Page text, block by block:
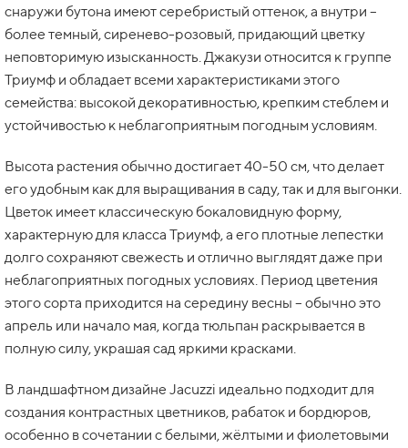
снаружи бутона имеют серебристый оттенок, а внутри –
более темный, сиренево-розовый, придающий цветку
неповторимую изысканность. Джакузи относится к группе
Триумф и обладает всеми характеристиками этого
семейства: высокой декоративностью, крепким стеблем и
устойчивостью к неблагоприятным погодным условиям.
Высота растения обычно достигает 40-50 см, что делает
его удобным как для выращивания в саду, так и для выгонки.
Цветок имеет классическую бокаловидную форму,
характерную для класса Триумф, а его плотные лепестки
долго сохраняют свежесть и отлично выглядят даже при
неблагоприятных погодных условиях. Период цветения
этого сорта приходится на середину весны – обычно это
апрель или начало мая, когда тюльпан раскрывается в
полную силу, украшая сад яркими красками.
В ландшафтном дизайне Jacuzzi идеально подходит для
создания контрастных цветников, рабаток и бордюров,
особенно в сочетании с белыми, жёлтыми и фиолетовыми